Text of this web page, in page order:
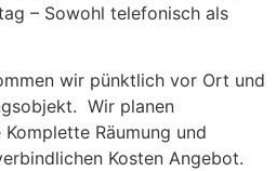
– Sowohl telefonisch als
wir pünktlich vor Ort und
Wir planen
Räumung und
Kosten Angebot.